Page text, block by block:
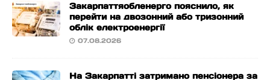
Закарпаттяобленерго пояснило, як
перейти на двозонний або тризонний
облік електроенергії
07.08.2026
На Закарпатті затримано пенсіонера за